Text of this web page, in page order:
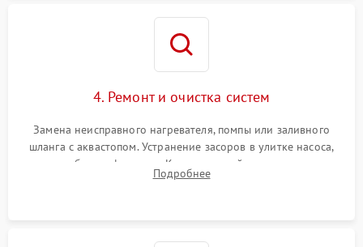
4. Ремонт и очистка систем
Замена неисправного нагревателя, помпы или заливного
шланга с аквастопом. Устранение засоров в улитке насоса,
патрубках и фильтрах. Компонентный ремонт платы
управления, восстановление поврежденной проводки.
Подробнее